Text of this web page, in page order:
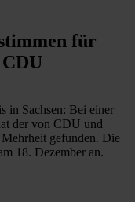
für
in Sachsen: Bei einer
der von CDU und
gefunden. Die
18. Dezember an.